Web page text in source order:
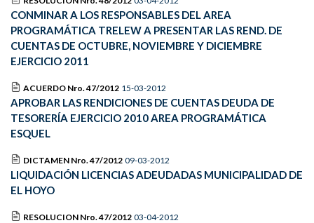
CONMINAR A LOS RESPONSABLES DEL AREA
PROGRAMÁTICA TRELEW A PRESENTAR LAS REND. DE
CUENTAS DE OCTUBRE, NOVIEMBRE Y DICIEMBRE
EJERCICIO 2011
ACUERDO Nro. 47/2012 15-03-2012
APROBAR LAS RENDICIONES DE CUENTAS DEUDA DE
TESORERÍA EJERCICIO 2010 AREA PROGRAMÁTICA
ESQUEL
DICTAMEN Nro. 47/2012 09-03-2012
LIQUIDACIÓN LICENCIAS ADEUDADAS MUNICIPALIDAD DE
EL HOYO
RESOLUCION Nro. 47/2012 03-04-2012